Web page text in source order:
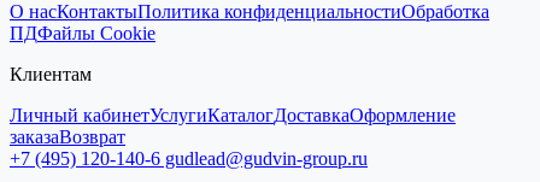
О насКонтактыПолитика конфиденциальностиОбработка
ПДФайлы Cookie
Клиентам
Личный кабинетУслугиКаталогДоставкаОформление
заказаВозврат
+7 (495) 120-140-6 gudlead@gudvin-group.ru